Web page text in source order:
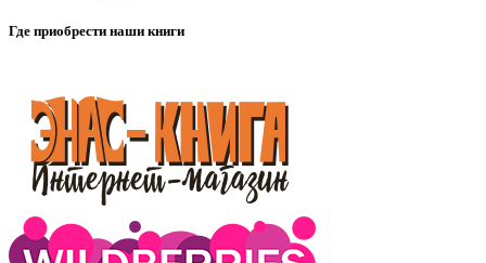
Где приобрести наши книги